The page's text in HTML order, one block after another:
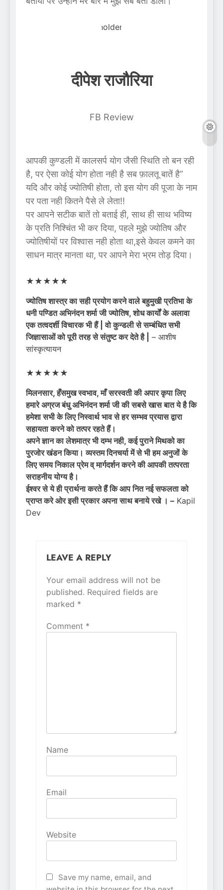
दीपेश राजौरिया
FB Review
आपकी कुण्डली में कालसर्प योग जैसी स्थिति तो बन रही
है, पर ऐसा कोई योग होता नही है सब फ़ालतू बातें है”
यदि और कोई ज्योतिषी होता, तो इस योग की पूजा के नाम
पर पता नही कितने पैसे ले लेता!!
पर आपने सटीक बातें तो बताई ही, साथ ही साथ भविष्य
के प्रति निश्चिंत भी कर दिया, पहले मुझे ज्योतिष और
ज्योतिषीयों पर विश्वास नही होता था,इसे केवल कमने का
साधन मात्र मानता था, पर आपने मेरा भ्रम तोड़ दिया।
★ ★ ★ ★ ★
ज्योतिष शास्त्र का सही प्रयोग करने वाले बहुमुखी प्रतिभा के
धनी पण्डित अभिनंदन शर्मा जी ज्योतिष, शोध कार्यों के अलावा
एक तत्वदर्शी विचारक भी हैं | वो कुन्डली से सम्बंधित सभी
जिज्ञासाओं को पूरी तरह से संतुष्ट कर देते है |
– आशीष
सांस्कृत्यायन
★ ★ ★ ★ ★
मिलनसार, हँसमुख स्वभाव, माँ सरस्वती की अपार कृपा लिए
हमारे अग्रज बंधु अभिनंदन शर्मा जी की सबसे खास बात ये है कि
हमेशा सभी के लिए निस्वार्थ भाव से हर सम्भव प्रयास द्वारा
सहायता करने को तत्पर रहते हैं।
अपने ज्ञान का लेशमात्र भी दम्भ नही, कई पुराने मिथको का
पुरजोर खंडन किया। व्यस्तम दिनचर्या में से भी हम अनुजों के
लिए समय निकाल प्रेम व् मार्गदर्शन करने की आपकी तत्परता
सराहनीय योग्य है।
ईश्वर से ये ही प्रार्थना करते हैं कि आप नित नई सफलता को
प्राप्त करे ओर इसी प्रकार अपना साथ बनाये रखे । – Kapil
Dev
LEAVE A REPLY
Your email address will not be
published. Required fields are
marked *
Comment *
Name
Email
Website
Save my name, email, and
Alternative: